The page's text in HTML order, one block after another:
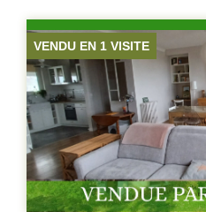
VENDU EN 1 VISITE